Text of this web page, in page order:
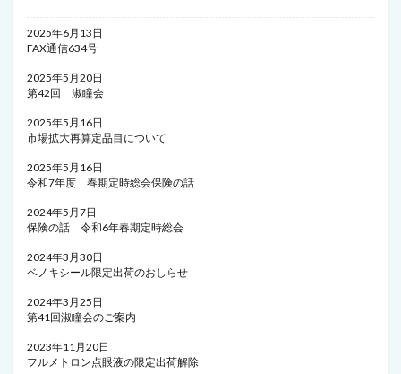
2025年6月13日
FAX通信634号
2025年5月20日
第42回 淑瞳会
2025年5月16日
市場拡大再算定品目について
2025年5月16日
令和7年度 春期定時総会保険の話
2024年5月7日
保険の話 令和6年春期定時総会
2024年3月30日
ベノキシール限定出荷のおしらせ
2024年3月25日
第41回淑瞳会のご案内
2023年11月20日
フルメトロン点眼液の限定出荷解除